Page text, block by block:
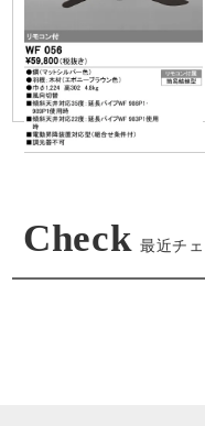
Check 最近チ